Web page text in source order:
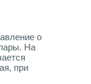
о
На
при